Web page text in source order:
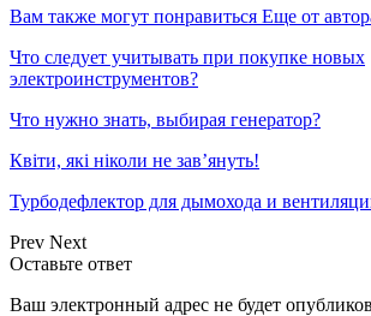
Вам также могут понравиться Еще от
Что следует учитывать при покупке новых
электроинструментов?
Что нужно знать, выбирая генератор?
Квіти, які ніколи не зав’януть!
Турбодефлектор для дымохода и
Prev Next
Оставьте ответ
Ваш электронный адрес не будет